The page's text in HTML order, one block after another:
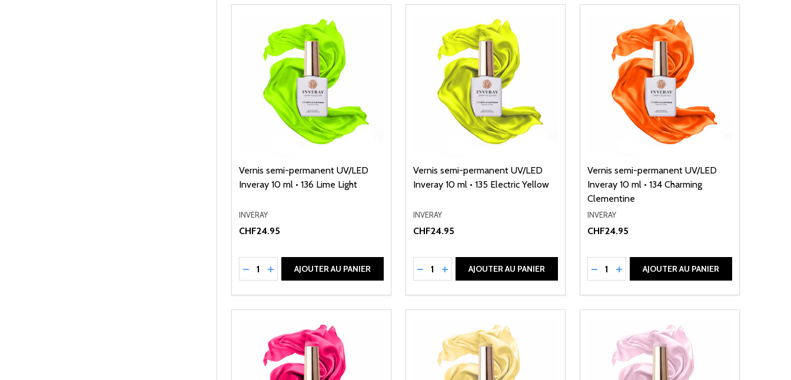
Vernis semi-permanent UV/LED
Inveray 10 ml • 136 Lime Light
INVERAY
CHF24.95
Quantité:
RÉDUIRE LA QUANTITÉ DE UNDEFINED
AUGMENTER LA QUANTITÉ DE UNDEFINED
AJOUTER AU PANIER
Vernis semi-permanent UV/LED
Inveray 10 ml • 135 Electric Yellow
INVERAY
CHF24.95
Quantité:
RÉDUIRE LA QUANTITÉ DE UNDEFINED
AUGMENTER LA QUANTITÉ DE UNDEFINED
AJOUTER AU PANIER
Vernis semi-permanent UV/LED
Inveray 10 ml • 134 Charming
Clementine
INVERAY
CHF24.95
Quantité:
RÉDUIRE LA QUANTITÉ DE UNDEFINED
AUGMENTER LA QUANTITÉ DE
AJOUTER AU PANIER